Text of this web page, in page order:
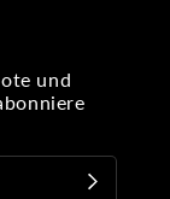
und